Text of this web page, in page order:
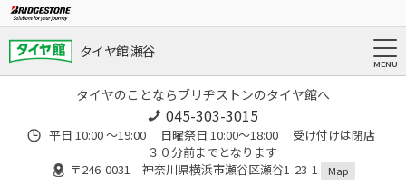
タイヤ館 瀬谷
タイヤのことならブリヂストンのタイヤ館へ
045-303-3015
平日 10:00 ～19:00 日曜祭日 10:00～18:00 受け付けは閉店
３０分前までとなります
〒246-0031 神奈川県横浜市瀬谷区瀬谷1-23-1
Map